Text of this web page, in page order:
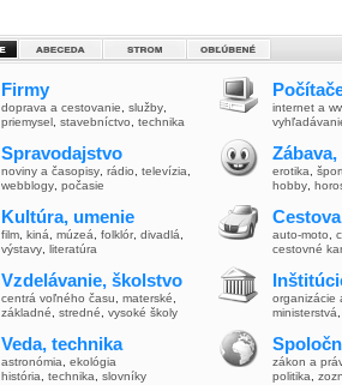
Firmy
doprava a cestovanie služby
priemysel stavebníctvo technika
Spravodajstvo
noviny a časopisy rádio televízia
webblogy počasie
Kultúra, umenie
film kiná múzeá folklór, divadlá
výstavy literatúra
Vzdelávanie, školstvo
centrá voľného času materské
základné
stredné vysoké školy
Veda, technika
astronómia
ekológia
história
technika slovníky
internet a
erotika
hobby
auto-moto
cestovné
organizácie
ministerstvá
zákon a
politika